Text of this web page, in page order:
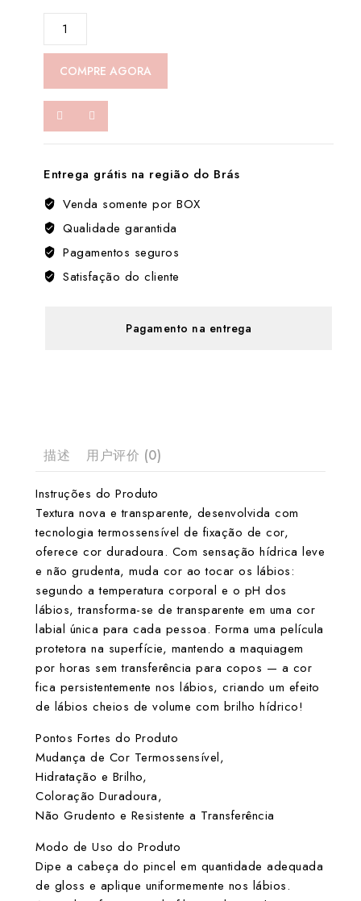
A282314-
Óleo
Hidratante
e
Reparador
COMPRE AGORA
Entrega grátis na região do Brás
Venda somente por BOX
Qualidade garantida
Pagamentos seguros
Satisfação do cliente
Pagamento na entrega
描述 用户评价 (0)
Instruções do Produto
Textura nova e transparente, desenvolvida com
tecnologia termossensível de fixação de cor,
oferece cor duradoura. Com sensação hídrica leve
e não grudenta, muda cor ao tocar os lábios:
segundo a temperatura corporal e o pH dos
lábios, transforma-se de transparente em uma cor
labial única para cada pessoa. Forma uma película
protetora na superfície, mantendo a maquiagem
por horas sem transferência para copos — a cor
fica persistentemente nos lábios, criando um efeito
de lábios cheios de volume com brilho hídrico!
Pontos Fortes do Produto
Mudança de Cor Termossensível,
Hidratação e Brilho,
Coloração Duradoura,
Não Grudento e Resistente a Transferência
Modo de Uso do Produto
Dipe a cabeça do pincel em quantidade adequada
de gloss e aplique uniformemente nos lábios.